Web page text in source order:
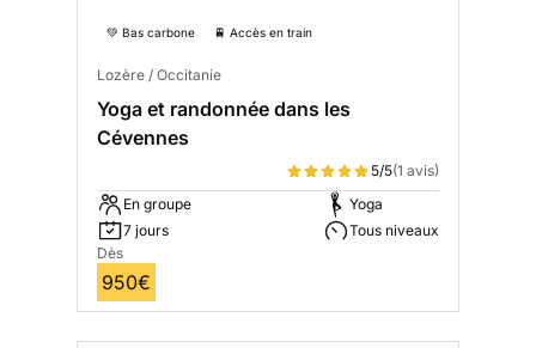
💚 Bas carbone 🚆 Accès en train
Lozère / Occitanie
Yoga et randonnée dans les
Cévennes
5/5(1 avis)
En groupe
7 jours
Yoga
Tous niveaux
Dès
950€